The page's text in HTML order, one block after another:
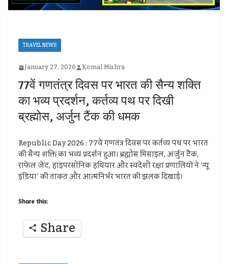
TRAVEL NEWS
January 27, 2026 Komal Mishra
77वें गणतंत्र दिवस पर भारत की सैन्य शक्ति
का भव्य प्रदर्शन, कर्तव्य पथ पर दिखी
ब्रह्मोस, अर्जुन टैंक की धमक
Republic Day 2026 : 77वें गणतंत्र दिवस पर कर्तव्य पथ पर भारत
की सैन्य शक्ति का भव्य प्रदर्शन हुआ। ब्रह्मोस मिसाइल, अर्जुन टैंक,
राफेल जेट, हाइपरसोनिक हथियार और स्वदेशी रक्षा प्रणालियों ने ‘न्यू
इंडिया’ की ताकत और आत्मनिर्भर भारत की झलक दिखाई।
Share this:
Share